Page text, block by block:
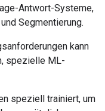
Antwort-Systeme,
Segmentierung.
kann
spezielle ML-
speziell trainiert, um